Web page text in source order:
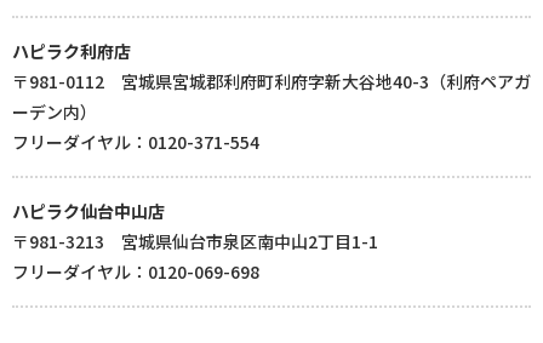
ハピラク利府店
〒981-0112 宮城県宮城郡利府町利府字新大谷地40-3（利府ペアガ
ーデン内）
フリーダイヤル：0120-371-554
ハピラク仙台中山店
〒981-3213 宮城県仙台市泉区南中山2丁目1-1
フリーダイヤル：0120-069-698